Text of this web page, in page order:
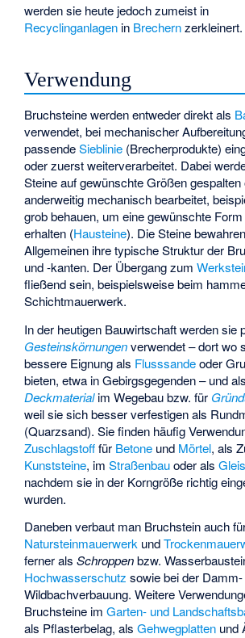
werden sie heute jedoch zumeist in
Recyclinganlagen in Brechernzerkleinert.
Verwendung
Bruchsteine werden entweder direkt als
verwendet, bei mechanischer
passendeSieblinie (Brecherprodukte)
oder zuerst weiterverarbeitet. Dabei
Steine auf gewünschte Größen gespalten
anderweitig mechanisch bearbeitet,
grob behauen, um eine gewünschte
erhalten (Hausteine). Die Steine
Allgemeinen ihre typische Struktur der
und -kanten. Der Übergang zum
fließend sein, beispielsweise beim
Schichtmauerwerk.
In der heutigen Bauwirtschaft werden sie
Gesteinskörnungenverwendet – dort wo
bessere Eignung als Flusssandeoder
bieten, etwa in Gebirgsgegenden – und als
Deckmaterialim Wegebau bzw. für
weil sie sich besser verfestigen als
(Quarzsand). Sie finden häufig
Zuschlagstofffür Betone und Mörtel, als
Kunststeine, imStraßenbauoder als
nachdem sie in der Korngröße richtig
wurden.
Daneben verbaut man Bruchstein auch
Natursteinmauerwerk und
ferner alsSchroppenbzw.
Hochwasserschutz sowie bei der
Wildbachverbauung. Weitere
Bruchsteine imGarten- und
als Pflasterbelag, alsGehwegplatten und